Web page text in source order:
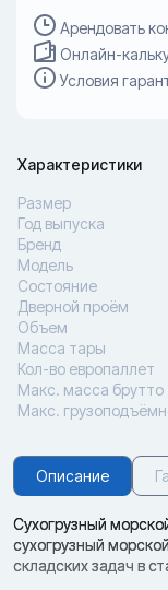
Арендовать
Онлайн-
Условия
Характеристики
Размер
Год выпуска
Бренд
Модель
Состояние
Дверной проём
Объем
Масса тары
Кол-во европаллет
Макс. масса брутто
Макс.
Описание
Сухогрузный
сухогрузный
складских задач в